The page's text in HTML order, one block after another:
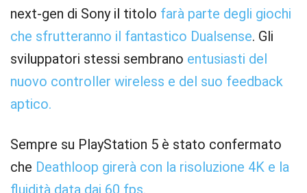
next-gen di Sony il titolo farà parte degli giochi
che sfrutteranno il fantastico Dualsense. Gli
sviluppatori stessi sembrano entusiasti del
nuovo controller wireless e del suo feedback
aptico.
Sempre su PlayStation 5 è stato confermato
che Deathloop girerà con la risoluzione 4K e la
fluidità data dai 60 fps.